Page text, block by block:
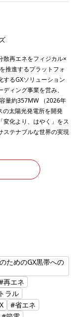
散再エネをフィジカル×
推進するプラットフォ
するGXソリューション
ィング事業を営み、
量約357MW （2026年
の太陽光発電所を開発
変化より、はやく」をス
ステナブルな世界の実現
ためのGX黒帯への
再エネ
ラル
#省エネ